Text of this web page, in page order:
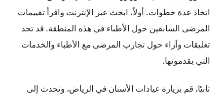
اتخاذ عدة خطوات. أولاً، ابحث عبر الإنترنت واقرأ تقييمات
المرضى السابقين حول الأطباء في هذه المنطقة. قد تجد
تعليقات وآراء حول تجارب المرضى مع الأطباء والخدمات
التي يقدمونها.
ثانيًا، قم بزيارة عيادات الأسنان في الرياض، وتحدث إلى